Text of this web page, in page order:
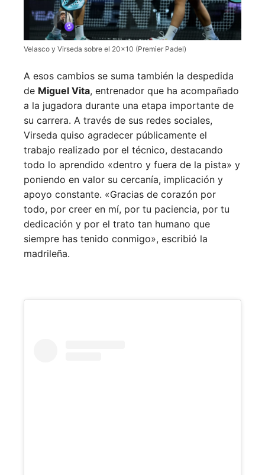
Velasco y Virseda sobre el 20×10 (Premier Padel)
A esos cambios se suma también la despedida
de Miguel Vita, entrenador que ha acompañado
a la jugadora durante una etapa importante de
su carrera. A través de sus redes sociales,
Virseda quiso agradecer públicamente el
trabajo realizado por el técnico, destacando
todo lo aprendido «dentro y fuera de la pista» y
poniendo en valor su cercanía, implicación y
apoyo constante. «Gracias de corazón por
todo, por creer en mí, por tu paciencia, por tu
dedicación y por el trato tan humano que
siempre has tenido conmigo», escribió la
madrileña.